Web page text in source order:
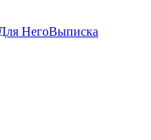
НегоВыписка